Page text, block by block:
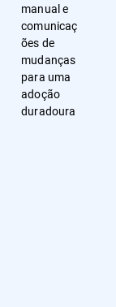
manual e
comunicaç
ões de
mudanças
para uma
adoção
duradoura